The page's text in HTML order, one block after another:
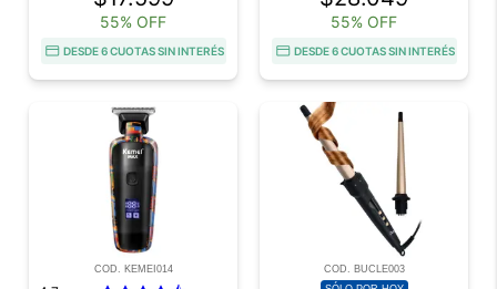
55% OFF
DESDE 6 CUOTAS SIN INTERÉS
55% OFF
DESDE 6 CUOTAS SIN INTERÉS
COD. KEMEI014
COD. BUCLE003